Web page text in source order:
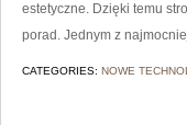
estetyczne. Dzięki temu
porad. Jednym z
CATEGORIES: NOWE